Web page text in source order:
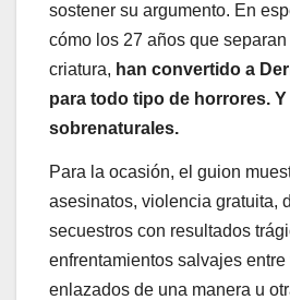
sostener su argumento. En
cómo los 27 años que
criatura, han convertido a
para todo tipo de horrores.
sobrenaturales.
Para la ocasión, el guion
asesinatos, violencia gratuita,
secuestros con resultados
enfrentamientos salvajes entre
enlazados de una manera u